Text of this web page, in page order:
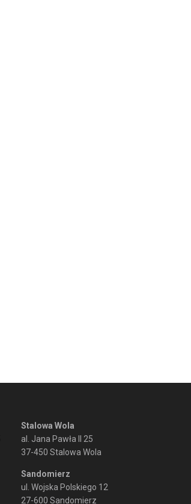
Stalowa Wola
al. Jana Pawła II 25
37-450 Stalowa Wola
Sandomierz
ul. Wojska Polskiego 12
27-600 Sandomierz